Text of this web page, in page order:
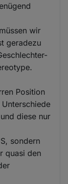
wir
geradezu
Position
diese nur
sondern
quasi den